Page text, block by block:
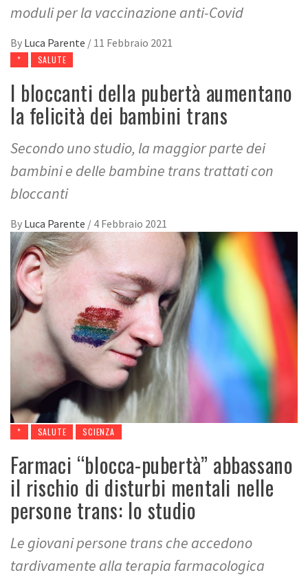
moduli per la vaccinazione anti-Covid
By Luca Parente / 11 Febbraio 2021
* SALUTE
I bloccanti della pubertà aumentano
la felicità dei bambini trans
Secondo uno studio, la maggior parte dei
bambini e delle bambine trans trattati con
bloccanti
By Luca Parente / 4 Febbraio 2021
* SALUTE SCIENZA
Farmaci “blocca-pubertà” abbassano
il rischio di disturbi mentali nelle
persone trans: lo studio
Le giovani persone trans che accedono
tardivamente alla terapia farmacologica